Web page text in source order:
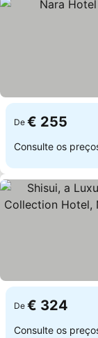
De € 255
Consulte os
De € 324
Consulte os